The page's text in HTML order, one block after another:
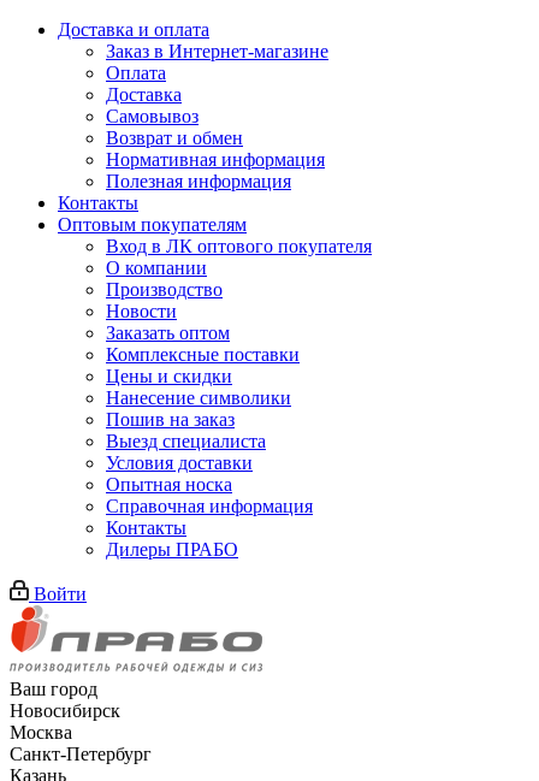
Доставка и оплата
Заказ в Интернет-магазине
Оплата
Доставка
Самовывоз
Возврат и обмен
Нормативная информация
Полезная информация
Контакты
Оптовым покупателям
Вход в ЛК оптового покупателя
О компании
Производство
Новости
Заказать оптом
Комплексные поставки
Цены и скидки
Нанесение символики
Пошив на заказ
Выезд специалиста
Условия доставки
Опытная носка
Справочная информация
Контакты
Дилеры ПРАБО
Войти
Ваш город
Новосибирск
Москва
Санкт-Петербург
Казань